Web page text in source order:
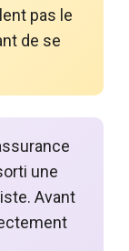
pas le
de se
une
Avant